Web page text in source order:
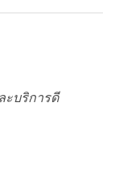
ะบริการดี